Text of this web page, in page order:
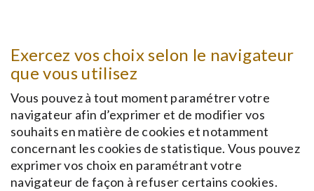
Exercez vos choix selon le navigateur
que vous utilisez
Vous pouvez à tout moment paramétrer votre
navigateur afin d’exprimer et de modifier vos
souhaits en matière de cookies et notamment
concernant les cookies de statistique. Vous pouvez
exprimer vos choix en paramétrant votre
navigateur de façon à refuser certains cookies.